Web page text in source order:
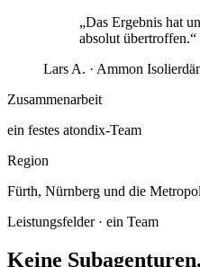
„Das Ergebnis hat
absolut übertroffen.“
Lars A. · Ammon
Zusammenarbeit
ein festes atondix-Team
Region
Fürth, Nürnberg und die
Leistungsfelder · ein Team
Keine Subagenturen.